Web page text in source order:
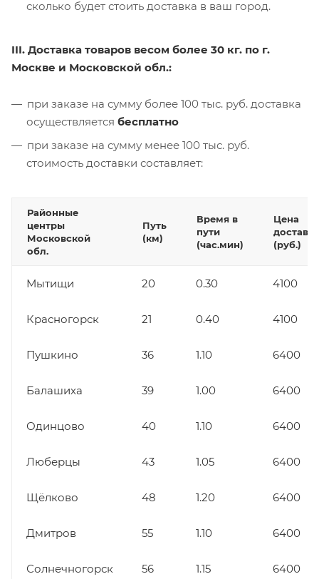
сколько будет стоить доставка в ваш город.
III. Доставка товаров весом более 30 кг. по г.
Москве и Московской обл.:
при заказе на сумму более 100 тыс. руб. доставка
осуществляется бесплатно
при заказе на сумму менее 100 тыс. руб.
стоимость доставки составляет:
Районные
центры
Московской
обл.
Путь
(км)
Время в
пути
(час.мин)
Цена
(руб.)
Мытищи 20 0.30 4100
Красногорск 21 0.40 4100
Пушкино 36 1.10 6400
Балашиха 39 1.00 6400
Одинцово 40 1.10 6400
Люберцы 43 1.05 6400
Щёлково 48 1.20 6400
Дмитров 55 1.10 6400
Солнечногорск 56 1.15 6400